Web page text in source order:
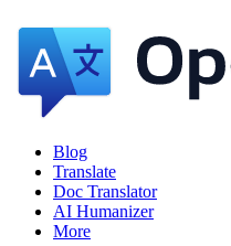
Blog
Translate
Doc Translator
AI Humanizer
More